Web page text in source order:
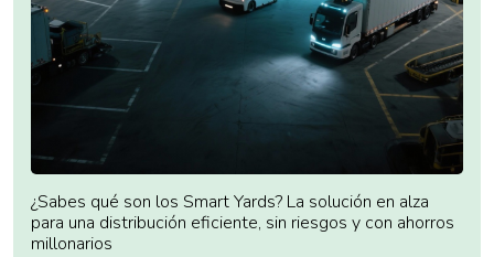
¿Sabes qué son los Smart Yards? La solución en alza
para una distribución eficiente, sin riesgos y con ahorros
millonarios